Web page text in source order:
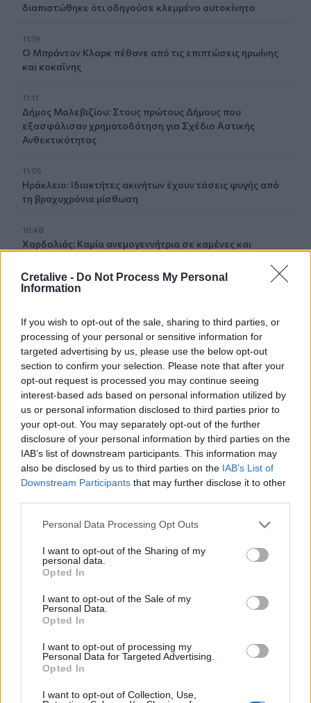
Cretalive - Do Not Process My Personal
Information
If you wish to opt-out of the sale, sharing to third parties, or
processing of your personal or sensitive information for
targeted advertising by us, please use the below opt-out
section to confirm your selection. Please note that after your
opt-out request is processed you may continue seeing
interest-based ads based on personal information utilized by
us or personal information disclosed to third parties prior to
your opt-out. You may separately opt-out of the further
disclosure of your personal information by third parties on the
IAB’s list of downstream participants. This information may
also be disclosed by us to third parties on the IAB’s List of
Downstream Participants that may further disclose it to other
Personal Data Processing Opt Outs
I want to opt-out of the Sharing of my
personal data.
Opted In
I want to opt-out of the Sale of my
Personal Data.
Opted In
I want to opt-out of processing my
Personal Data for Targeted Advertising.
Opted In
I want to opt-out of Collection, Use,
διαπιστώθηκε ότι οδηγούσε κλεμμένο αυτοκίνητο
11:19
Ο Μπράντον Κλαρκ πέθανε από τις επιπτώσεις ηρωίνης
και κοκαΐνης
11:11
Δήμος Μαλεβιζίου: Στους πρώτους Δήμους που
εξασφάλισαν χρηματοδότηση για Σχέδιο Αστικής
Ανθεκτικότητας
11:05
Ηράκλειο: Ιδιοκτήτες ακινήτων έχουν τάσεις φυγής από
τη βραχυχρόνια μίσθωση
10:48
Χαρδαλιάς: Καμία ανεμογεννήτρια σε καμένες και
10:42
έως τις 14 Αυγούστου
10:40
Γαύδος: Επιχείρηση διάσωσης 31χρονης από δύσβατο
σημείο
10:33
Marfin: «Δεν υπάρχει ταυτοποίηση» λέει ο δικηγόρος της
46χρονης
10:25
Δημήτρης Παπαμιχαήλ: Το «λεβεντόπαιδο» που έγραψε
Μαγειρέματα»
Λάρισα: Μάχη στη ΜΕΘ για τον 43χρονο που έπεσε από
ηλεκτρικό πατίνι
ΠΕΡΙΣΣΟΤΕΡΑ